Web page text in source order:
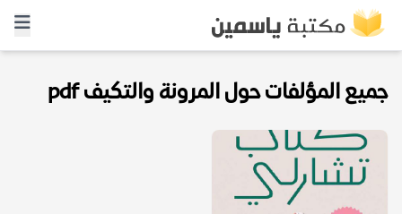
جميع المؤلفات حول المرونة والتكيف pdf